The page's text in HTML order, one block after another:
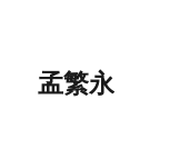
孟繁永